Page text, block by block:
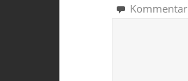
Kommentar